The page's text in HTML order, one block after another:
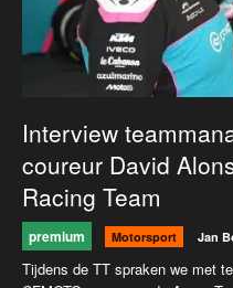
Interview
coureur David
Racing Team
premium Motorsport Jan
Tijdens de TT spraken we met